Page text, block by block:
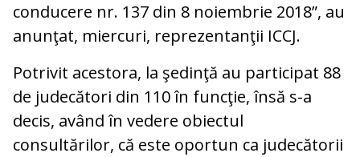
conducere nr. 137 din 8 noiembrie 2018”, au
anunţat, miercuri, reprezentanţii ICCJ.
Potrivit acestora, la şedinţă au participat 88
de judecători din 110 în funcţie, însă s-a
decis, având în vedere obiectul
consultărilor, că este oportun ca judecătorii